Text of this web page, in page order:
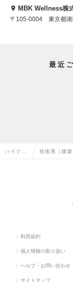
MBK Wellness株
〒105-0004 東京都港
最近
ハイクラ 技術系（建築
利用規約
個人情報の取り扱い
ヘルプ・お問い合わせ
サイトマップ